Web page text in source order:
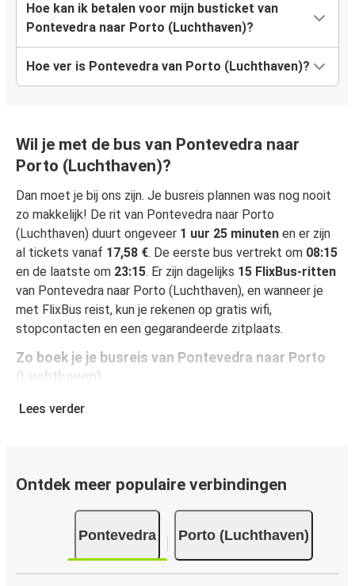
Hoe kan ik betalen voor mijn busticket van
Pontevedra naar Porto (Luchthaven)?
Hoe ver is Pontevedra van Porto (Luchthaven)?
Wil je met de bus van Pontevedra naar
Porto (Luchthaven)?
Dan moet je bij ons zijn. Je busreis plannen was nog nooit
zo makkelijk! De rit van Pontevedra naar Porto
(Luchthaven) duurt ongeveer 1 uur 25 minuten en er zijn
al tickets vanaf 17,58 €. De eerste bus vertrekt om 08:15
en de laatste om 23:15. Er zijn dagelijks 15 FlixBus-ritten
van Pontevedra naar Porto (Luchthaven), en wanneer je
met FlixBus reist, kun je rekenen op gratis wifi,
stopcontacten en een gegarandeerde zitplaats.
Zo boek je je busreis van Pontevedra naar Porto
(Luchthaven)
Een reis boeken bij FlixBus is heel simpel: dat kan op deze
beveiligde online betaalwijzen, waaronder kredietkaart
onze verkooppunten kun je cash betalen.
Lees verder
Ontdek meer populaire verbindingen
Pontevedra Porto (Luchthaven)